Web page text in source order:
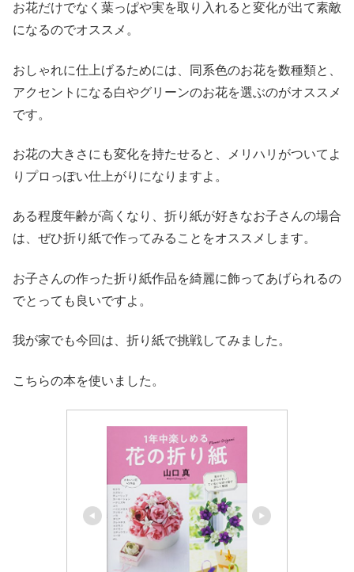
お花だけでなく葉っぱや実を取り入れると変化が出て素敵
になるのでオススメ。
おしゃれに仕上げるためには、同系色のお花を数種類と、
アクセントになる白やグリーンのお花を選ぶのがオススメ
です。
お花の大きさにも変化を持たせると、メリハリがついてよ
りプロっぽい仕上がりになりますよ。
ある程度年齢が高くなり、折り紙が好きなお子さんの場合
は、ぜひ折り紙で作ってみることをオススメします。
お子さんの作った折り紙作品を綺麗に飾ってあげられるの
でとっても良いですよ。
我が家でも今回は、折り紙で挑戦してみました。
こちらの本を使いました。